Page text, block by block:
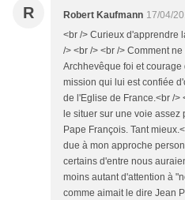
R Robert Kaufmann 17/04/
<br /> Curieux d'apprendre
/> <br /> <br /> Comment
Archhevêque foi et
mission qui lui est confiée
de l'Eglise de France.<br />
le situer sur une voie
Pape François. Tant
due à mon approche
certains d'entre nous
moins autant d'attention à
comme aimait le dire Jean